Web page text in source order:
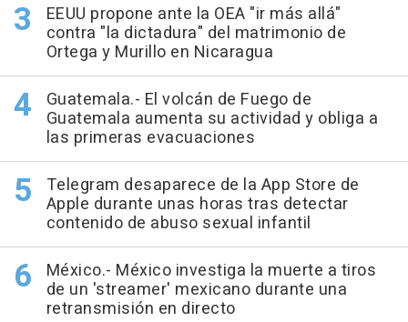
EEUU propone ante la OEA "ir más allá"
contra "la dictadura" del matrimonio de
Ortega y Murillo en Nicaragua
Guatemala.- El volcán de Fuego de
Guatemala aumenta su actividad y obliga a
las primeras evacuaciones
Telegram desaparece de la App Store de
Apple durante unas horas tras detectar
contenido de abuso sexual infantil
México.- México investiga la muerte a tiros
de un 'streamer' mexicano durante una
retransmisión en directo